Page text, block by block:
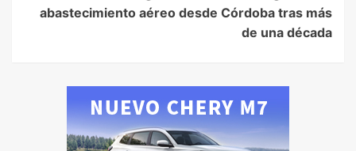
abastecimiento aéreo desde Córdoba tras más
de una década